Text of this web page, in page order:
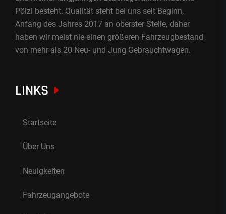
Pölzl besteht. Qualität steht bei uns seit Beginn,
Anfang des Jahres 2017 an oberster Stelle, daher
haben wir meist nie einen größeren Fahrzeugbestand
von mehr als 20 Neu- und Jung Gebrauchtwagen.
LINKS
Startseite
Über Uns
Neuigkeiten
Fahrzeugangebote